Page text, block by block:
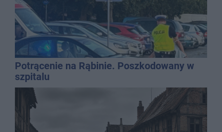
Potrącenie na Rąbinie. Poszkodowany w
szpitalu